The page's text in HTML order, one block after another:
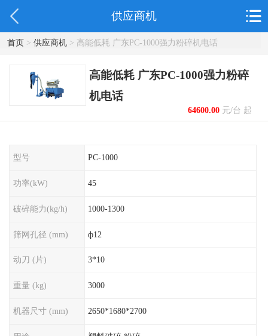
供应商机
首页> 供应商机> 高能低耗 广东PC-1000强力粉碎机电话
高能低耗 广东PC-1000强力粉碎
机电话
64600.00元/台 起
型号 PC-1000
功率(kW) 45
破碎能力(kg/h) 1000-1300
筛网孔径 (mm) ф12
动刀 (片) 3*10
重量 (kg) 3000
机器尺寸 (mm) 2650*1680*2700